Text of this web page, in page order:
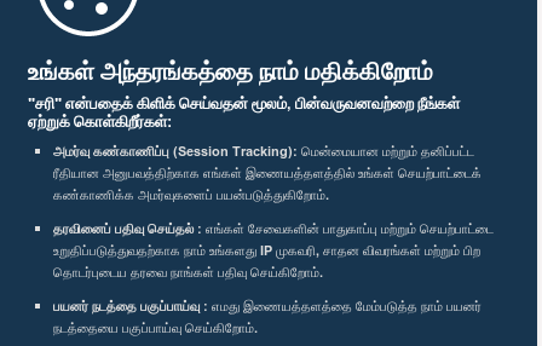
உங்கள் அந்தரங்கத்தை நாம் மதிக்கிறோம்
"சரி" என்பதைக் கிளிக் செய்வதன் மூலம், பின்வருவனவற்றை நீங்கள்
ஏற்றுக் கொள்கிறீர்கள்:
அமர்வு கண்காணிப்பு (Session Tracking): மென்மையான மற்றும் தனிப்பட்ட
ரீதியான அனுபவத்திற்காக எங்கள் இணையத்தளத்தில் உங்கள் செயற்பாட்டைக்
கண்காணிக்க அமர்வுகளைப் பயன்படுத்துகிறோம்.
தரவினைப் பதிவு செய்தல் : எங்கள் சேவைகளின் பாதுகாப்பு மற்றும் செயற்பாட்டை
உறுதிப்படுத்துவதற்காக நாம் உங்களது IP முகவரி, சாதன விவரங்கள் மற்றும் பிற
தொடர்புடைய தரவை நாங்கள் பதிவு செய்கிறோம்.
பயனர் நடத்தை பகுப்பாய்வு : எமது இணையத்தளத்தை மேம்படுத்த நாம் பயனர்
நடத்தையை பகுப்பாய்வு செய்கிறோம்.
பாராளுமன்ற கையடக்க செயலி
எம்மை பின்தொடர்க :
விருதுகள்
தனியுரிமைக் கொள்கை